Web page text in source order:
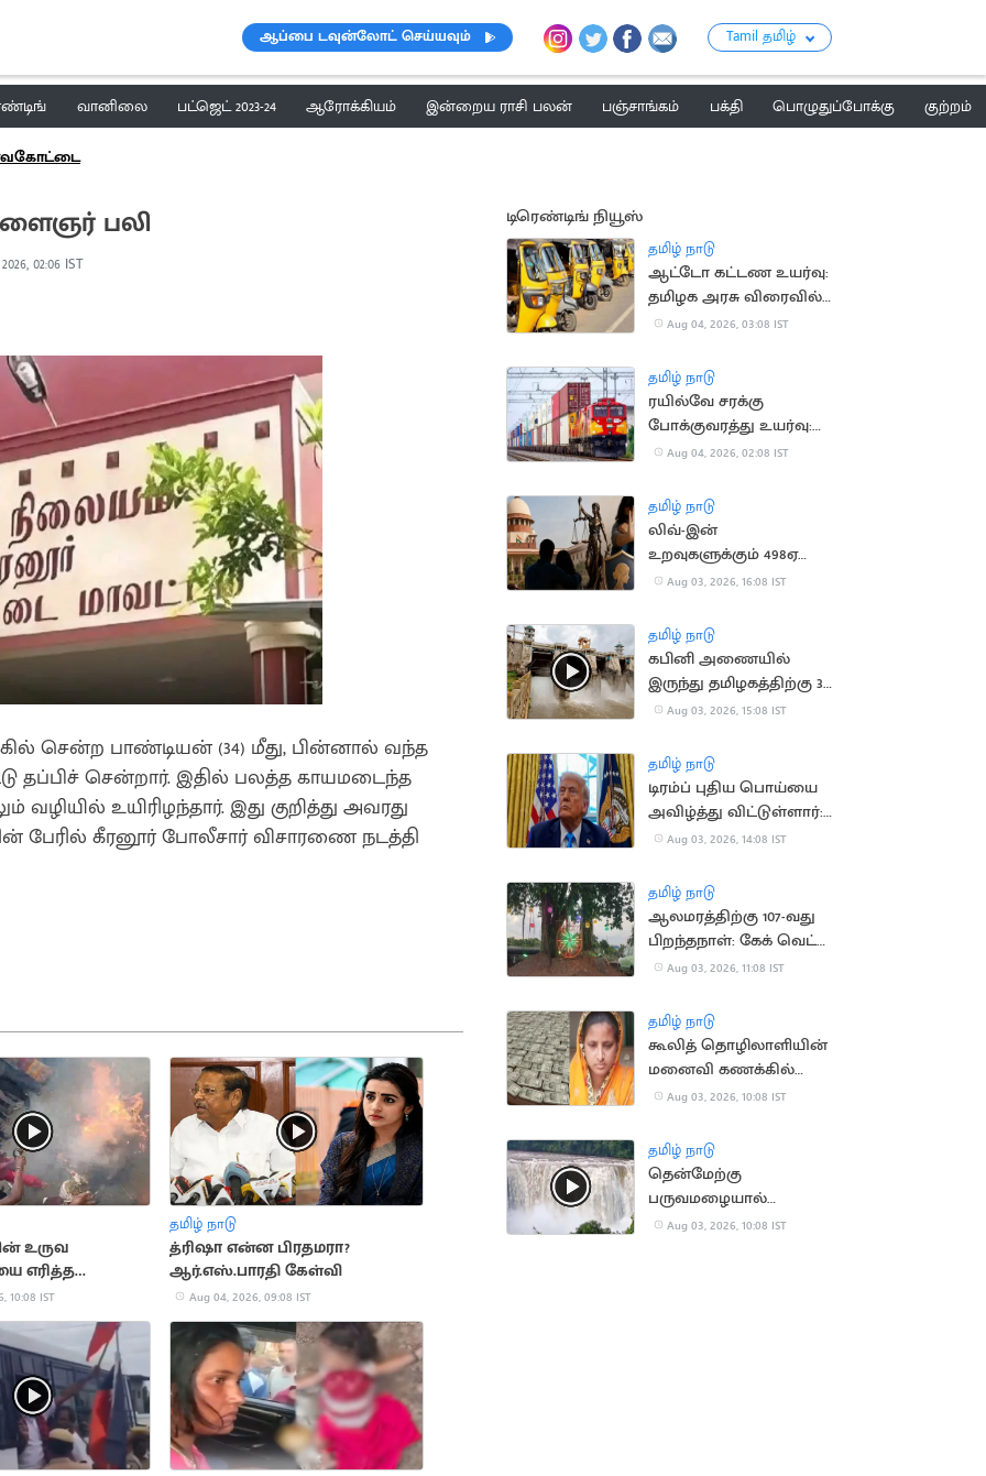
ஆப்பை டவுன்லோட் செய்யவும் Tamil தமிழ்
வானிலை பட்ஜெட் 2023-24 ஆரோக்கியம் இன்றைய ராசி பலன் பஞ்சாங்கம் பக்தி பொழுதுப்போக்கு
குற்றம்
பலி
02:06 IST
சென்ற பாண்டியன் (34) மீது, பின்னால் வந்த
தப்பிச் சென்றார். இதில் பலத்த காயமடைந்த
உயிரிழந்தார். இது குறித்து அவரது
பேரில் கீரனூர் போலீசார் விசாரணை நடத்தி
உருவ
எரித்த
10:08 IST
தமிழ் நாடு
த்ரிஷா என்ன பிரதமரா?
ஆர்.எஸ்.பாரதி கேள்வி
Aug 04, 2026, 09:08 IST
டிரெண்டிங் நியூஸ்
தமிழ் நாடு
ஆட்டோ கட்டண உயர்வு:
தமிழக அரசு விரைவில்
அறிவிப்பு?
Aug 04, 2026, 03:08 IST
தமிழ் நாடு
ரயில்வே சரக்கு
போக்குவரத்து உயர்வு:
ரூ.1,137 கோடி கூடுதல்
Aug 04, 2026, 02:08 IST
தமிழ் நாடு
லிவ்-இன்
உறவுகளுக்கும் 498ஏ
பிரிவு பாதுகாப்பு:
Aug 03, 2026, 16:08 IST
தமிழ் நாடு
கபினி அணையில்
இருந்து தமிழகத்திற்கு 30
ஆயிரம் கன அடி நீர்
Aug 03, 2026, 15:08 IST
தமிழ் நாடு
டிரம்ப் புதிய பொய்யை
அவிழ்த்து விட்டுள்ளார்:
ஈரானிய ஊடகங்கள்
Aug 03, 2026, 14:08 IST
தமிழ் நாடு
ஆலமரத்திற்கு 107-வது
பிறந்தநாள்: கேக் வெட்டி
கொண்டாடிய
Aug 03, 2026, 11:08 IST
தமிழ் நாடு
கூலித் தொழிலாளியின்
மனைவி கணக்கில்
ரூ.100 கோடி வரவு:
Aug 03, 2026, 10:08 IST
தமிழ் நாடு
தென்மேற்கு
பருவமழையால்
ஆர்ப்பரித்து கொட்டும்
Aug 03, 2026, 10:08 IST